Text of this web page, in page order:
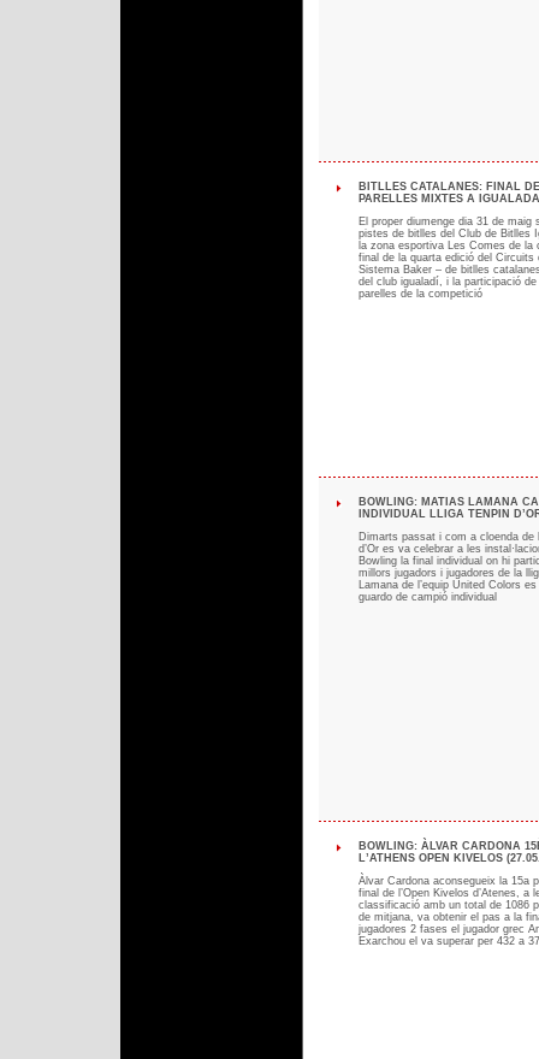
BITLLES CATALANES: FINAL
PARELLES MIXTES A
El proper diumenge dia 31 de maig
pistes de bitlles del Club de Bitlles
la zona esportiva Les Comes de la
final de la quarta edició del Circuits
Sistema Baker – de bitlles
del club igualadí, i la participació
parelles de la competició
BOWLING: MATIAS LAMANA
INDIVIDUAL LLIGA TENPIN
Dimarts passat i com a cloenda de
d’Or es va celebrar a les
Bowling la final individual on hi
millors jugadors i jugadores de la
Lamana de l’equip United Colors
guardo de campió individual
BOWLING: ÀLVAR CARDONA
L’ATHENS OPEN KIVELOS
Àlvar Cardona aconsegueix la 15a
final de l’Open Kivelos d’Atenes, a
classificació amb un total de 1086
de mitjana, va obtenir el pas a la
jugadores 2 fases el jugador grec
Exarchou el va superar per 432 a